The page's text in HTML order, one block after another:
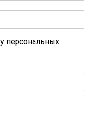
персональных